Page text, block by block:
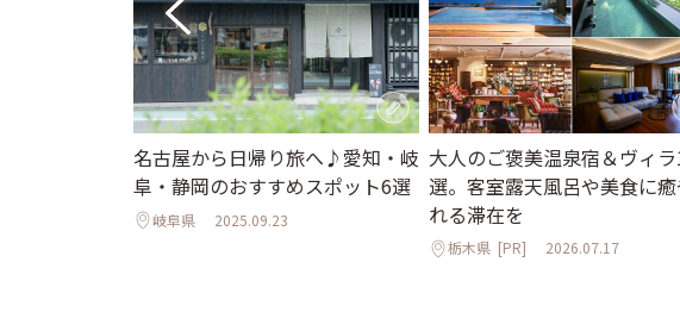
名古屋から日帰り旅へ♪愛知・岐
阜・静岡のおすすめスポット6選
岐阜県 2025.09.23
大人のご褒美温泉宿＆ヴィ
選。客室露天風呂や美食に癒
れる滞在を
栃木県 [PR] 2026.07.17